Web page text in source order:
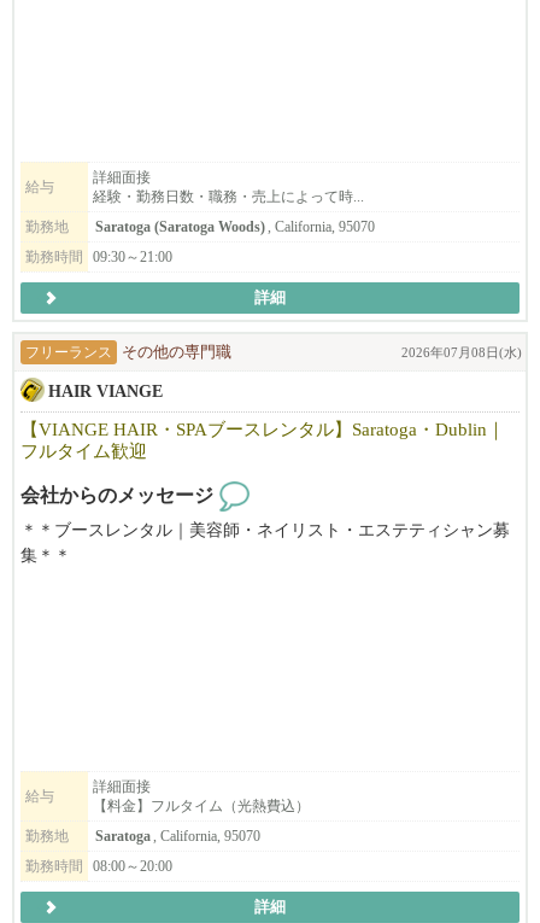
まずはお気軽にご連絡ください！
働き方に合わせてフレックスに対応できるのが弊社の特徴です。
まずはお気軽にご連絡下さい。ご応募お待ちしております。
給与
詳細面接
経験・勤務日数・職務・売上によって時...
勤務地
Saratoga (Saratoga Woods), California, 95070
勤務時間
09:30～21:00
詳細
フリーランス その他の専門職 2026年07月08日(水)
HAIR VIANGE
【VIANGE HAIR・SPAブースレンタル】Saratoga・Dublin｜
フルタイム歓迎
会社からのメッセージ
＊＊ブースレンタル｜美容師・ネイリスト・エステティシャン募
集＊＊
スパルーム：月＄1300
☆Dublin
ヘアブース：月$900
スパルーム：月＄900
【サロンについて】
給与
詳細面接
【料金】フルタイム（光熱費込）
勤務地
Saratoga, California, 95070
勤務時間
08:00～20:00
詳細